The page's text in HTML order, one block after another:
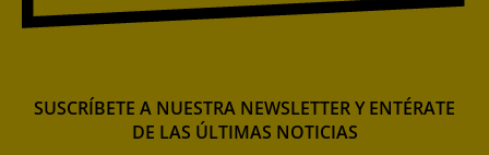
SUSCRÍBETE A NUESTRA NEWSLETTER Y ENTÉRATE
DE LAS ÚLTIMAS NOTICIAS